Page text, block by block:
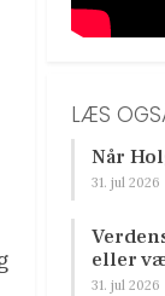
LÆS
Når
31. jul 2026
eller
31. jul 2026